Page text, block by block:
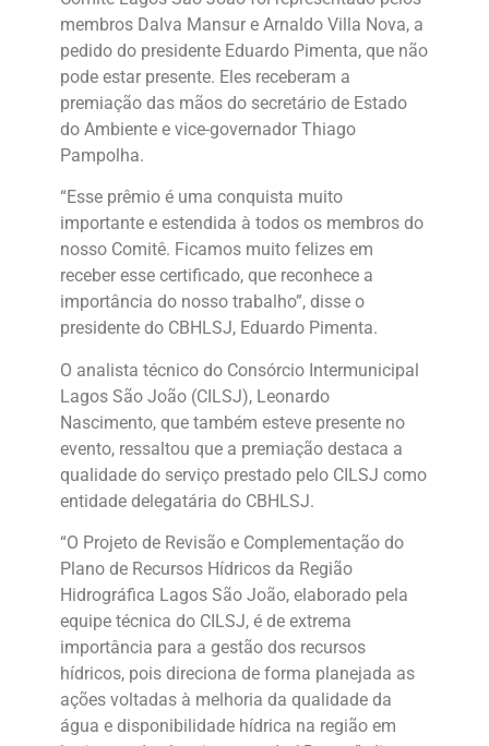
membros Dalva Mansur e Arnaldo Villa Nova, a
pedido do presidente Eduardo Pimenta, que não
pode estar presente. Eles receberam a
premiação das mãos do secretário de Estado
do Ambiente e vice-governador Thiago
Pampolha.
“Esse prêmio é uma conquista muito
importante e estendida à todos os membros do
nosso Comitê. Ficamos muito felizes em
receber esse certificado, que reconhece a
importância do nosso trabalho”, disse o
presidente do CBHLSJ, Eduardo Pimenta.
O analista técnico do Consórcio Intermunicipal
Lagos São João (CILSJ), Leonardo
Nascimento, que também esteve presente no
evento, ressaltou que a premiação destaca a
qualidade do serviço prestado pelo CILSJ como
entidade delegatária do CBHLSJ.
“O Projeto de Revisão e Complementação do
Plano de Recursos Hídricos da Região
Hidrográfica Lagos São João, elaborado pela
equipe técnica do CILSJ, é de extrema
importância para a gestão dos recursos
hídricos, pois direciona de forma planejada as
ações voltadas à melhoria da qualidade da
água e disponibilidade hídrica na região em